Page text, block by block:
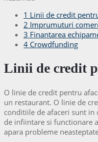
1 Linii de credit
2 Imprumuturi
3 Finantarea
4 Crowdfunding
Linii de credit
O linie de credit pentru
un restaurant. O linie de
conditiile de afaceri sunt in
de infiintare si functionare
apara probleme